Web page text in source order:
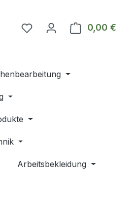
Du hast 0 Produkte auf
0,00 €
Arbeitsbekleidung